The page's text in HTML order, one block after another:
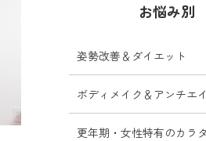
お悩み別
姿勢改善＆ダイエット
ボディメイク＆アンチエ
更年期・女性特有のカラ